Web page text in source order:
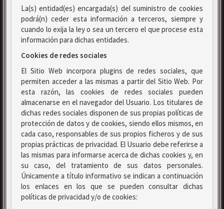
La(s) entidad(es) encargada(s) del suministro de cookies
podrá(n) ceder esta información a terceros, siempre y
cuando lo exija la ley o sea un tercero el que procese esta
información para dichas entidades.
Cookies de redes sociales
El Sitio Web incorpora plugins de redes sociales, que
permiten acceder a las mismas a partir del Sitio Web. Por
esta razón, las cookies de redes sociales pueden
almacenarse en el navegador del Usuario. Los titulares de
dichas redes sociales disponen de sus propias políticas de
protección de datos y de cookies, siendo ellos mismos, en
cada caso, responsables de sus propios ficheros y de sus
propias prácticas de privacidad. El Usuario debe referirse a
las mismas para informarse acerca de dichas cookies y, en
su caso, del tratamiento de sus datos personales.
Únicamente a título informativo se indican a continuación
los enlaces en los que se pueden consultar dichas
políticas de privacidad y/o de cookies: